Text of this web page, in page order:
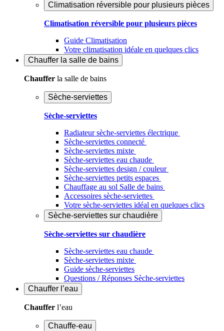
Climatisation réversible pour plusieurs pièces
Climatisation réversible pour plusieurs pièces
Guide Climatisation
Votre climatisation idéale en quelques clics
Chauffer la salle de bains
Chauffer la salle de bains
Sèche-serviettes
Sèche-serviettes
Radiateur sèche-serviettes électrique
Sèche-serviettes connecté
Sèche-serviettes mixte
Sèche-serviettes eau chaude
Sèche-serviettes design / couleur
Sèche-serviettes petits espaces
Chauffage au sol Salle de bains
Accessoires sèche-serviettes
Votre sèche-serviettes idéal en quelques clics
Sèche-serviettes sur chaudière
Sèche-serviettes sur chaudière
Sèche-serviettes eau chaude
Sèche-serviettes mixte
Guide sèche-serviettes
Questions / Réponses Sèche-serviettes
Chauffer l’eau
Chauffer l’eau
Chauffe-eau